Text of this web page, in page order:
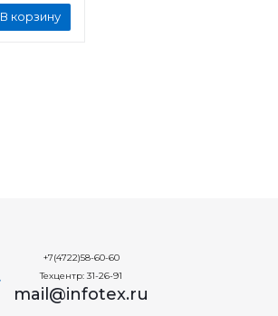
В корзину
+7(4722)58-60-60
Техцентр: 31-26-91
mail@infotex.ru